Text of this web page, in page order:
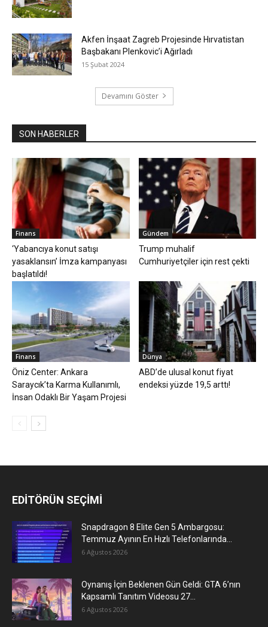
Akfen İnşaat Zagreb Projesinde Hırvatistan
Başbakanı Plenkovic’i Ağırladı
15 Şubat 2024
Devamını Göster
SON HABERLER
Finans
‘Yabancıya konut satışı
yasaklansın’ İmza kampanyası
başlatıldı!
Gündem
Trump muhalif
Cumhuriyetçiler için rest çekti
Finans
Öniz Center: Ankara
Saraycık’ta Karma Kullanımlı,
İnsan Odaklı Bir Yaşam Projesi
Dünya
ABD’de ulusal konut fiyat
endeksi yüzde 19,5 arttı!
EDİTÖRÜN SEÇİMİ
Snapdragon 8 Elite Gen 5 Ambargosu:
Temmuz Ayının En Hızlı Telefonlarında...
6 Ağustos 2026
Oynanış İçin Beklenen Gün Geldi: GTA 6’nın
Kapsamlı Tanıtım Videosu 27...
6 Ağustos 2026